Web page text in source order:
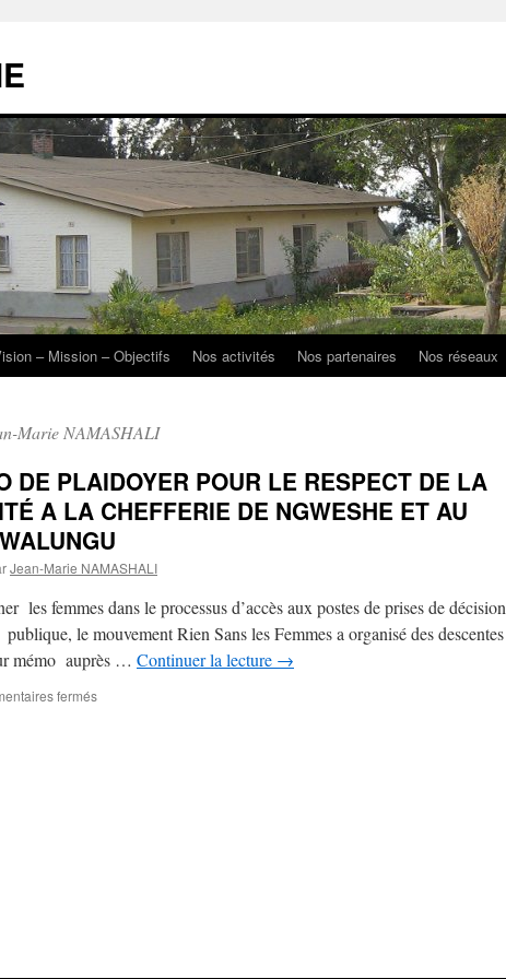
– Mission – Objectifs Nos activités Nos partenaires Nos réseaux
Marie NAMASHALI
DE PLAIDOYER POUR LE RESPECT DE LA
A LA CHEFFERIE DE NGWESHE ET AU
Jean-Marie NAMASHALI
les femmes dans le processus d’accès aux postes de prises de décision
le mouvement Rien Sans les Femmes a organisé des descentes
mémo auprès … Continuer la lecture →
ferméssur